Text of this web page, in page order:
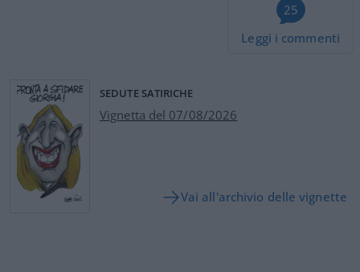
25
Leggi i commenti
SEDUTE SATIRICHE
Vignetta del 07/08/2026
Vai all'archivio delle vignette